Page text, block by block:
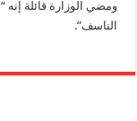
ومضي الوزارة قائلة
الناسف”.